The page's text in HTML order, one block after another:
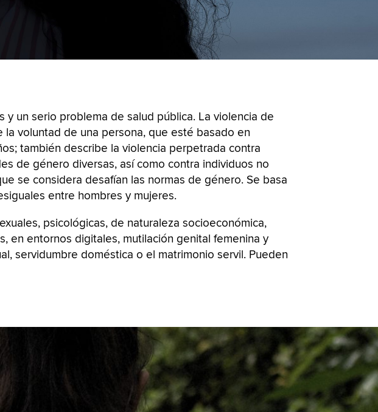
un serio problema de salud pública. La violencia de
voluntad de una persona, que esté basado en
también describe la violencia perpetrada contra
de género diversas, así como contra individuos no
se considera desafían las normas de género. Se basa
entre hombres y mujeres.
psicológicas, de naturaleza socioeconómica,
en entornos digitales, mutilación genital femenina y
servidumbre doméstica o el matrimonio servil. Pueden